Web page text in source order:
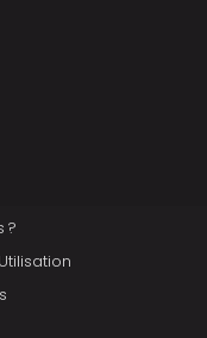
?